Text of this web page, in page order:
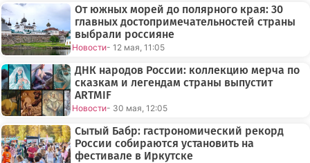
От южных морей до полярного края: 30
главных достопримечательностей страны
выбрали россияне
Новости- 12 мая, 11:05
ДНК народов России: коллекцию мерча по
сказкам и легендам страны выпустит
ARTMIF
Новости- 30 мая, 12:05
Сытый Бабр: гастрономический рекорд
России собираются установить на
фестивале в Иркутске